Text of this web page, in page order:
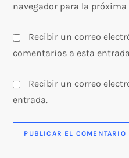
navegador para la próxima
Recibir un correo
comentarios a esta
Recibir un correo
entrada.